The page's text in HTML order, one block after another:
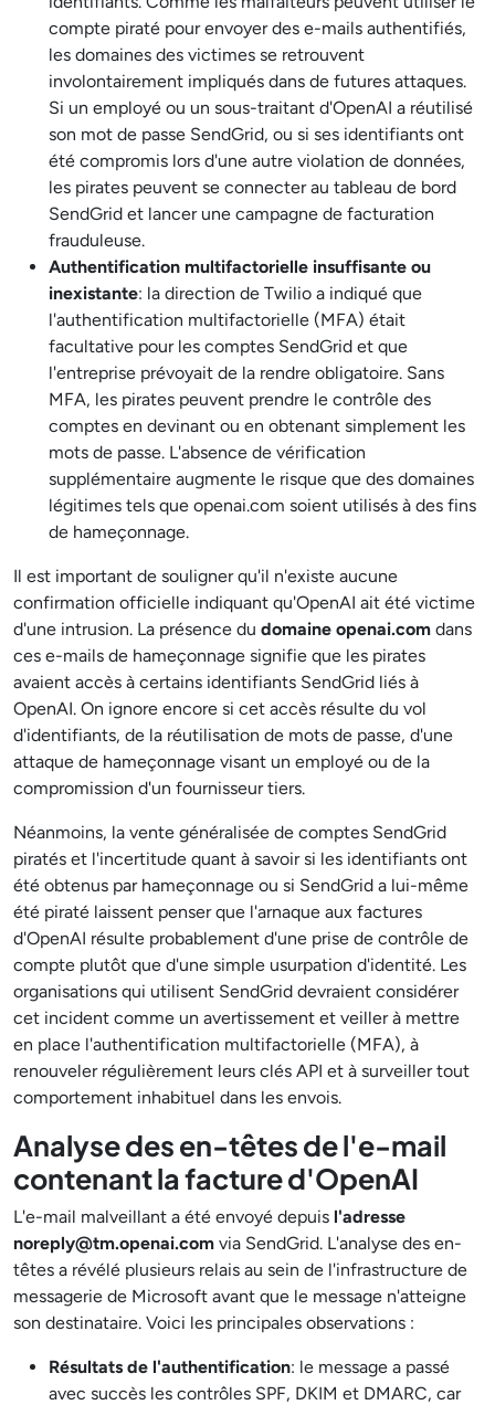
compte piraté pour envoyer des e-mails authentifiés,
les domaines des victimes se retrouvent
involontairement impliqués dans de futures attaques.
Si un employé ou un sous-traitant d'OpenAI a réutilisé
son mot de passe SendGrid, ou si ses identifiants ont
été compromis lors d'une autre violation de données,
les pirates peuvent se connecter au tableau de bord
SendGrid et lancer une campagne de facturation
frauduleuse.
Authentification multifactorielle insuffisante ou
inexistante: la direction de Twilio a indiqué que
l'authentification multifactorielle (MFA) était
facultative pour les comptes SendGrid et que
l'entreprise prévoyait de la rendre obligatoire. Sans
MFA, les pirates peuvent prendre le contrôle des
comptes en devinant ou en obtenant simplement les
mots de passe. L'absence de vérification
supplémentaire augmente le risque que des domaines
légitimes tels que openai.com soient utilisés à des fins
de hameçonnage.
Il est important de souligner qu'il n'existe aucune
confirmation officielle indiquant qu'OpenAI ait été victime
d'une intrusion. La présence du domaine openai.com dans
ces e-mails de hameçonnage signifie que les pirates
avaient accès à certains identifiants SendGrid liés à
OpenAI. On ignore encore si cet accès résulte du vol
d'identifiants, de la réutilisation de mots de passe, d'une
attaque de hameçonnage visant un employé ou de la
compromission d'un fournisseur tiers.
Néanmoins, la vente généralisée de comptes SendGrid
piratés et l'incertitude quant à savoir si les identifiants ont
été obtenus par hameçonnage ou si SendGrid a lui-même
été piraté laissent penser que l'arnaque aux factures
d'OpenAI résulte probablement d'une prise de contrôle de
compte plutôt que d'une simple usurpation d'identité. Les
organisations qui utilisent SendGrid devraient considérer
cet incident comme un avertissement et veiller à mettre
en place l'authentification multifactorielle (MFA), à
renouveler régulièrement leurs clés API et à surveiller tout
comportement inhabituel dans les envois.
Analyse des en-têtes de l'e-mail
contenant la facture d'OpenAI
L'e-mail malveillant a été envoyé depuis l'adresse
noreply@tm.openai.com via SendGrid. L'analyse des en-
têtes a révélé plusieurs relais au sein de l'infrastructure de
messagerie de Microsoft avant que le message n'atteigne
son destinataire. Voici les principales observations :
Résultats de l'authentification: le message a passé
avec succès les contrôles SPF, DKIM et DMARC, car